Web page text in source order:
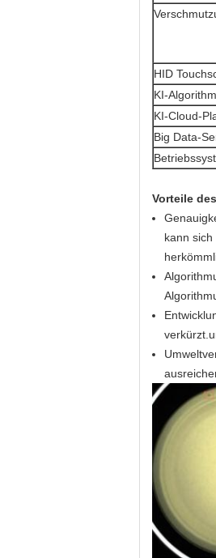
HID
KI-
KI-Cloud-
Big Data-
Vorteile
kann